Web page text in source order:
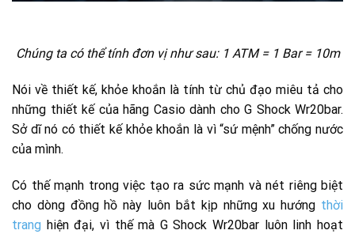
Chúng ta có thể tính đơn vị như sau: 1 ATM = 1 Bar = 10m
Nói về thiết kế, khỏe khoắn là tính từ chủ đạo miêu tả cho
những thiết kế của hãng Casio dành cho G Shock Wr20bar.
Sở dĩ nó có thiết kế khỏe khoắn là vì “sứ mệnh” chống nước
của mình.
Có thế mạnh trong việc tạo ra sức mạnh và nét riêng biệt
cho dòng đồng hồ này luôn bắt kịp những xu hướng thời
trang hiện đại, vì thế mà G Shock Wr20bar luôn linh hoạt